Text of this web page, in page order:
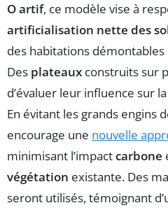
O artif, ce modèle vise à
artificialisation nette des
des habitations démontables
Des plateaux construits sur
d’évaluer leur influence sur la
En évitant les grands engins
encourage une nouvelle
minimisant l’impactcarbone
végétation existante. Des
seront utilisés, témoignant